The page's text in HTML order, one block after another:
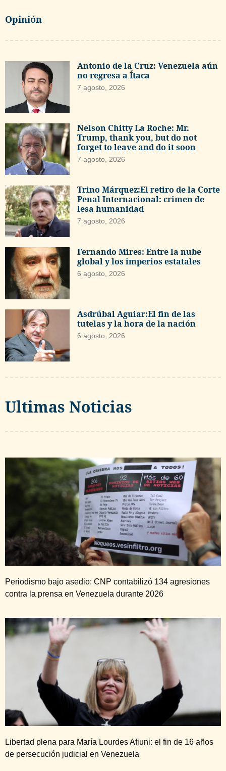
Opinión
Antonio de la Cruz: Venezuela aún
no regresa a Ítaca
7 agosto, 2026
Nelson Chitty La Roche: Mr.
Trump, thank you, but do not
forget to leave and do it soon
7 agosto, 2026
Trino Márquez:El retiro de la Corte
Penal Internacional: crimen de
lesa humanidad
7 agosto, 2026
Fernando Mires: Entre la nube
global y los imperios estatales
6 agosto, 2026
Asdrúbal Aguiar:El fin de las
tutelas y la hora de la nación
6 agosto, 2026
Ultimas Noticias
Periodismo bajo asedio: CNP contabilizó 134 agresiones
contra la prensa en Venezuela durante 2026
Libertad plena para María Lourdes Afiuni: el fin de 16 años
de persecución judicial en Venezuela